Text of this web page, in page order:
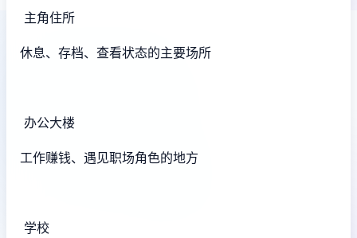
主角住所
休息、存档、查看状态的主要场所
办公大楼
工作赚钱、遇见职场角色的地方
学校